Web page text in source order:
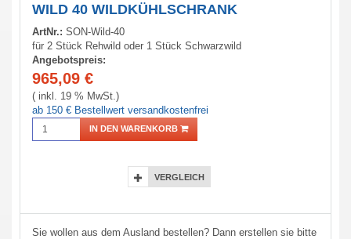
WILD 40 WILDKÜHLSCHRANK
ArtNr.: SON-Wild-40
für 2 Stück Rehwild oder 1 Stück Schwarzwild
Angebotspreis:
965,09 €
( inkl. 19 % MwSt.)
ab 150 € Bestellwert versandkostenfrei
IN DEN WARENKORB
VERGLEICH
Sie wollen aus dem Ausland bestellen? Dann erstellen sie bitte